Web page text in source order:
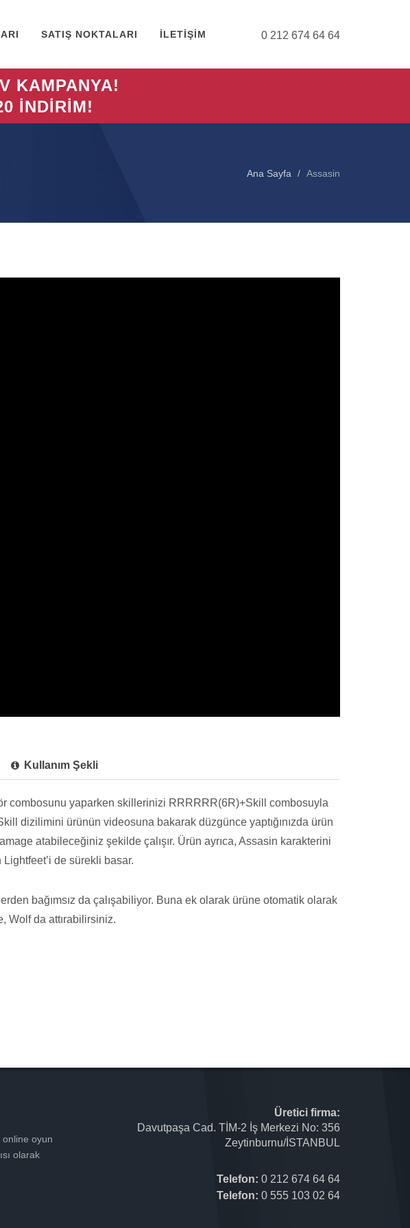
SATIŞ NOKTALARI İLETİŞİM 0 212 674 64 64
KAMPANYA!
İNDİRİM!
Ana Sayfa Assasin
Kullanım Şekli
combosunu yaparken skillerinizi RRRRRR(6R)+Skill combosuyla
dizilimini ürünün videosuna bakarak düzgünce yaptığınızda ürün
atabileceğiniz şekilde çalışır. Ürün ayrıca, Assasin karakterini
de sürekli basar.
bağımsız da çalışabiliyor. Buna ek olarak ürüne otomatik olarak
Wolf da attırabilirsiniz.
oyun
olarak
Üretici firma:
Davutpaşa Cad. TİM-2 İş Merkezi No: 356
Zeytinburnu/İSTANBUL
Telefon: 0 212 674 64 64
Telefon: 0 555 103 02 64